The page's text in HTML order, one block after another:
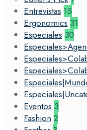
Entrevistas 15
Ergonomics 31
Especiales 30
Eventos 3
Fashion 2